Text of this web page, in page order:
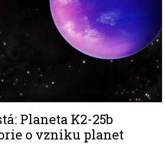
Planeta K2-25b
o vzniku planet